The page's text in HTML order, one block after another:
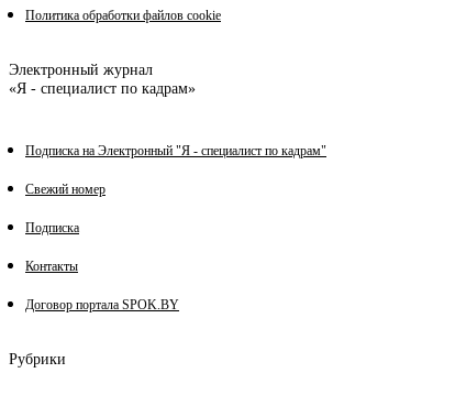
Политика обработки файлов cookie
Электронный журнал
«Я - специалист по кадрам»
Подписка на Электронный "Я - специалист по кадрам"
Свежий номер
Подписка
Контакты
Договор портала SPOK.BY
Рубрики